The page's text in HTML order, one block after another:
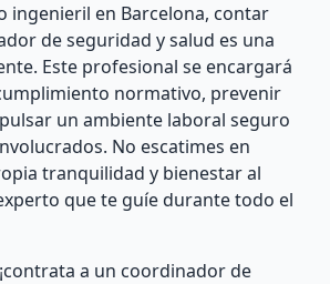
ingenieril en Barcelona, contar
de seguridad y salud es una
Este profesional se encargará
normativo, prevenir
un ambiente laboral seguro
No escatimes en
tranquilidad y bienestar al
que te guíe durante todo el
a un coordinador de